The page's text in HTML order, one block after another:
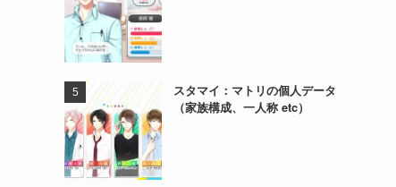
スタマイ：マトリの個人データ
（家族構成、一人称 etc）